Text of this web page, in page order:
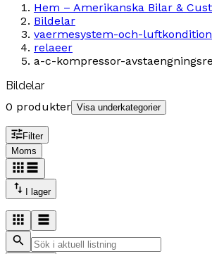
Hem – Amerikanska Bilar &
Bildelar
vaermesystem-och-
relaeer
a-c-kompressor-
Bildelar
0 produkter Visa underkategorier
Filter
Moms
I lager